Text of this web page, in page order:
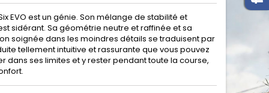
EVO est un génie. Son mélange de stabilité et
sidérant. Sa géométrie neutre et raffinée et sa
soignée dans les moindres détails se traduisent par
tellement intuitive et rassurante que vous pouvez
dans ses limites et y rester pendant toute la course,